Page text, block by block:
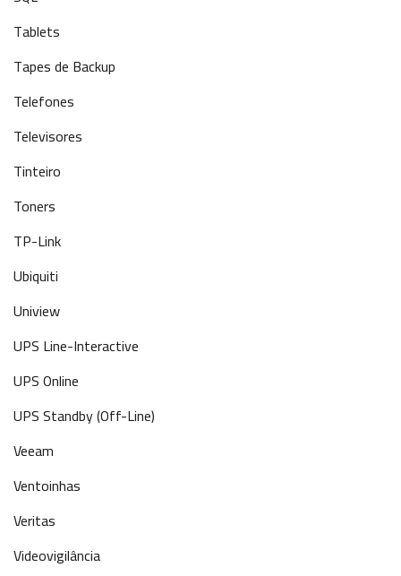
Tablets
Tapes de Backup
Telefones
Televisores
Tinteiro
Toners
TP-Link
Ubiquiti
Uniview
UPS Line-Interactive
UPS Online
UPS Standby (Off-Line)
Veeam
Ventoinhas
Veritas
Videovigilância